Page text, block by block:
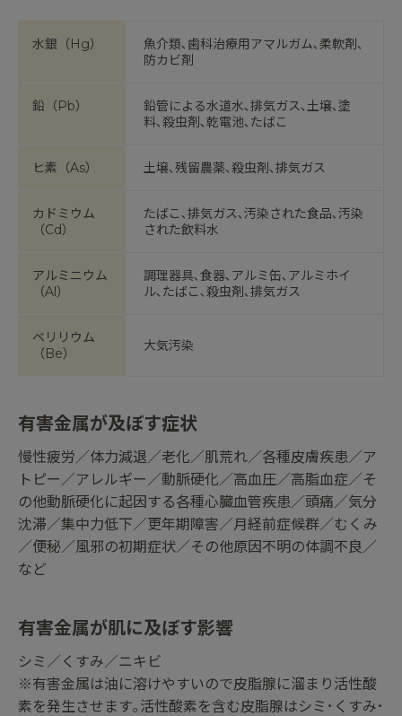
水銀（Hg）
魚介類､歯科治療用アマルガム､柔軟剤､
防カビ剤
鉛（Pb）
鉛管による水道水､排気ガス､土壌､塗
料､殺虫剤､乾電池､たばこ
ヒ素（As） 土壌､残留農薬､殺虫剤､排気ガス
カドミウム
（Cd）
たばこ､排気ガス､汚染された食品､汚染
された飲料水
アルミニウム
（Al）
調理器具､食器､アルミ缶､アルミホイ
ル､たばこ､殺虫剤､排気ガス
ベリリウム
（Be）
大気汚染
有害金属が及ぼす症状
慢性疲労／体力減退／老化／肌荒れ／各種皮膚疾患／ア
トピー／アレルギー／動脈硬化／高血圧／高脂血症／そ
の他動脈硬化に起因する各種心臓血管疾患／頭痛／気分
沈滞／集中力低下／更年期障害／月経前症候群／むくみ
／便秘／風邪の初期症状／その他原因不明の体調不良／
など
有害金属が肌に及ぼす影響
シミ／くすみ／ニキビ
※有害金属は油に溶けやすいので皮脂腺に溜まり活性酸
素を発生させます｡活性酸素を含む皮脂腺はシミ･くすみ･